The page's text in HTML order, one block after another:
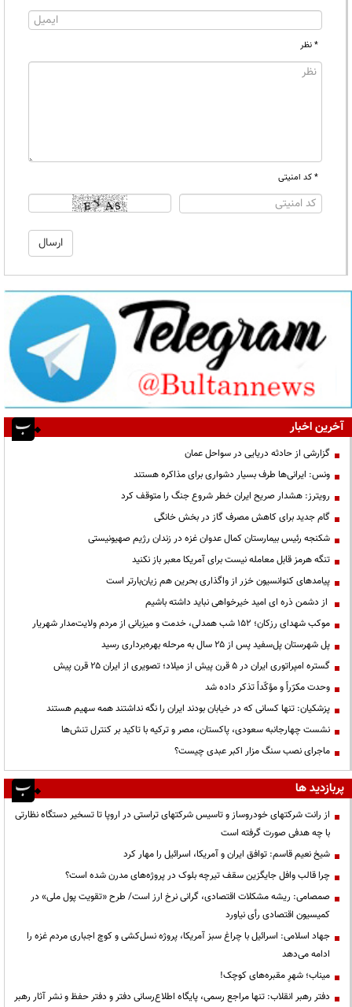
* نظر
* کد امنیتی
آخرین اخبار
گزارشی از حادثه دریایی در سواحل عمان
ونس: ایرانی‌ها طرف بسیار دشواری برای مذاکره هستند
رویترز: هشدار صریح ایران خطر شروع جنگ را متوقف کرد
گام جدید برای کاهش مصرف گاز در بخش خانگی
شکنجه رئیس بیمارستان کمال عدوان غزه در زندان رژیم صهیونیستی
تنگه هرمز قابل معامله نیست برای آمریکا معبر باز نکنید
پیامدهای کنوانسیون خزر از واگذاری بحرین هم زیان‌بارتر است
از دشمن ذره ای امید خیرخواهی نباید داشته باشیم
موکب شهدای رزکان؛ ۱۵۲ شب همدلی، خدمت و میزبانی از مردم ولایت‌مدار شهریار
پل شهرستان پل‌سفید پس از ۲۵ سال به مرحله بهره‌برداری رسید
گستره امپراتوری ایران در ۵ قرن پیش از میلاد؛ تصویری از ایران ۲۵ قرن پیش
وحدت مکرّراً و مؤکّداً تذکر داده شد
پزشکیان: تنها کسانی که در خیابان بودند ایران را نگه نداشتند همه سهیم هستند
نشست چهارجانبه سعودی، پاکستان، مصر و ترکیه با تاکید بر کنترل تنش‌ها
ماجرای نصب سنگ مزار اکبر عبدی چیست؟
پربازدید ها
از رانت‌ شرکتهای خودروساز و تاسیس شرکتهای تراستی در اروپا تا تسخیر دستگاه نظارتی
با چه هدفی صورت گرفته است
شیخ نعیم قاسم: توافق ایران و آمریکا، اسرائیل را مهار کرد
چرا قالب وافل جایگزین سقف تیرچه بلوک در پروژه‌های مدرن شده است؟
صمصامی: ریشه مشکلات اقتصادی، گرانی نرخ ارز است/ طرح «تقویت پول ملی» در
کمیسیون اقتصادی رأی نیاورد
جهاد اسلامی: اسرائیل با چراغ سبز آمریکا، پروژه نسل‌کشی و کوچ اجباری مردم غزه را
ادامه می‌دهد
میناب؛ شهرِ مقبره‌های کوچک!
دفتر رهبر انقلاب: تنها مراجع رسمی، پایگاه اطلاع‌رسانی دفتر و دفتر حفظ و نشر آثار رهبر